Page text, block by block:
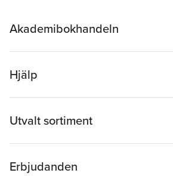
Akademibokhandeln
Hjälp
Utvalt sortiment
Erbjudanden